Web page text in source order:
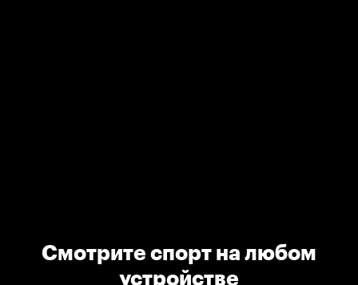
Смотрите спорт на любом
устройстве